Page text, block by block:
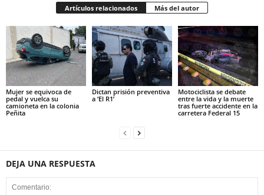
Artículos relacionados Más del autor
Mujer se equivoca de
pedal y vuelca su
camioneta en la colonia
Peñita
Dictan prisión preventiva
a ‘El R1’
Motociclista se debate
entre la vida y la muerte
tras fuerte accidente en la
carretera Federal 15
DEJA UNA RESPUESTA